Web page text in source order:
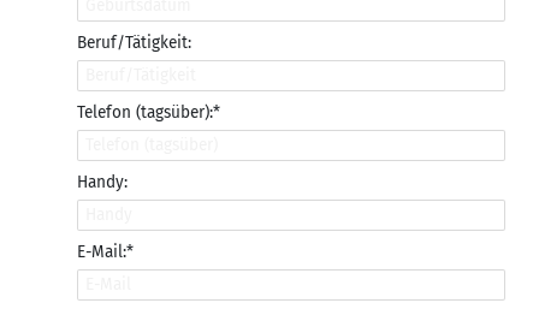
Beruf/Tätigkeit:
Telefon (tagsüber):*
Handy:
E-Mail:*